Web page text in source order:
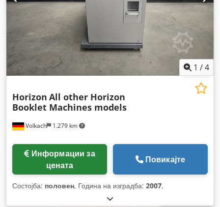
1 /4
Volkach 1.279 km
Horizon All other Horizon
Booklet Machines models
цената
Повикајте
Состојба: половен, Година на изградба: 2007,